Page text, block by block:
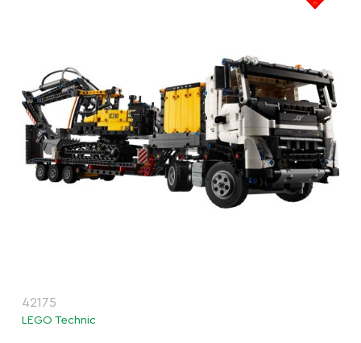
42175
LEGO Technic